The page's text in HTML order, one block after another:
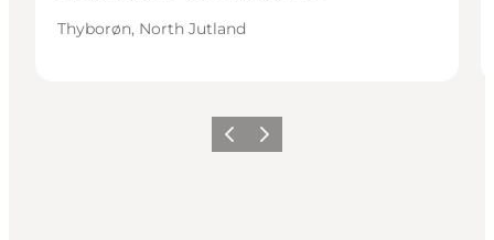
Thyborøn, North Jutland
Precedente
Avanti